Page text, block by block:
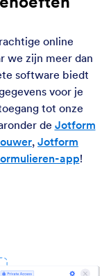
online
we zijn meer dan
software biedt
voor je
tot onze
de Jotform
, Jotform
app!